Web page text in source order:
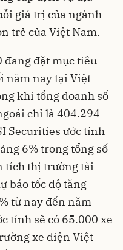
giá trị của ngành
trẻ của Việt Nam.
đang đặt mục tiêu
năm nay tại Việt
khi tổng doanh số
chỉ là 404.294
Securities ước tính
6% trong tổng số
tích thị trường tài
báo tốc độ tăng
từ nay đến năm
tính sẽ có 65.000 xe
xe điện Việt